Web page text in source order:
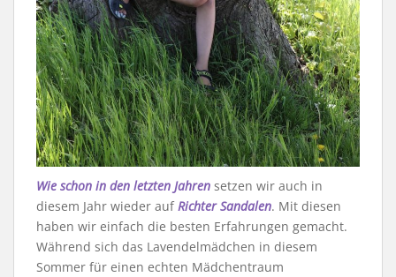
Wie schon in den letzten Jahren setzen wir auch in
diesem Jahr wieder aufRichter Sandalen. Mit diesen
haben wir einfach die besten Erfahrungen gemacht.
Während sich das Lavendelmädchen in diesem
Sommer für einen echten Mädchentraum